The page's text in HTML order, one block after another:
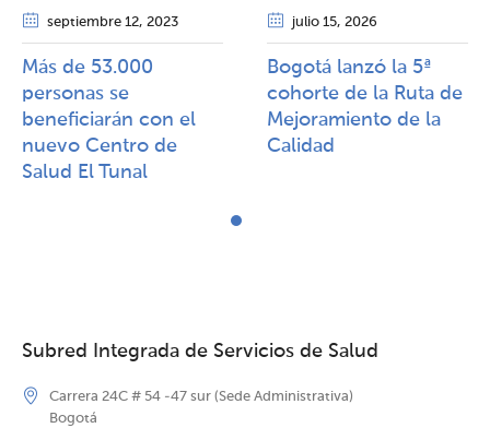
septiembre 12, 2023
Más de 53.000
personas se
beneficiarán con el
nuevo Centro de
Salud El Tunal
julio 15, 2026
Bogotá lanzó la 5ª
cohorte de la Ruta de
Mejoramiento de la
Calidad​​
Subred Integrada de Servicios de Salud
Carrera 24C # 54 -47 sur (Sede Administrativa)
Bogotá